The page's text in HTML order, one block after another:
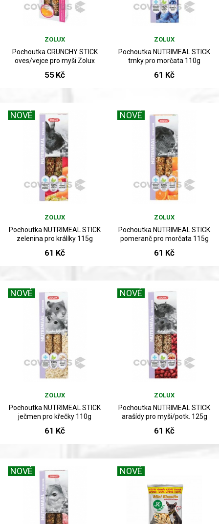
ZOLUX
Pochoutka CRUNCHY STICK
oves/vejce pro myši Zolux
55 Kč
ZOLUX
Pochoutka NUTRIMEAL STICK
trnky pro morčata 110g
61 Kč
NOVÉ
ZOLUX
Pochoutka NUTRIMEAL STICK
zelenina pro králíky 115g
61 Kč
NOVÉ
ZOLUX
Pochoutka NUTRIMEAL STICK
pomeranč pro morčata 115g
61 Kč
NOVÉ
ZOLUX
Pochoutka NUTRIMEAL STICK
ječmen pro křečky 110g
61 Kč
NOVÉ
ZOLUX
Pochoutka NUTRIMEAL STICK
arašídy pro myši/potk. 125g
61 Kč
NOVÉ NOVÉ